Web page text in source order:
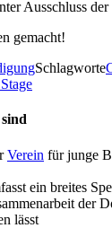
Ausschluss
gemacht!
Schlagworte
Verein für junge
ein breites
der
lässt